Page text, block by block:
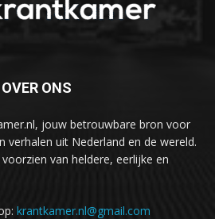
OVER ONS
jouw betrouwbare bron voor
verhalen uit Nederland en de wereld.
van heldere, eerlijke en
krantkamer.nl@gmail.com